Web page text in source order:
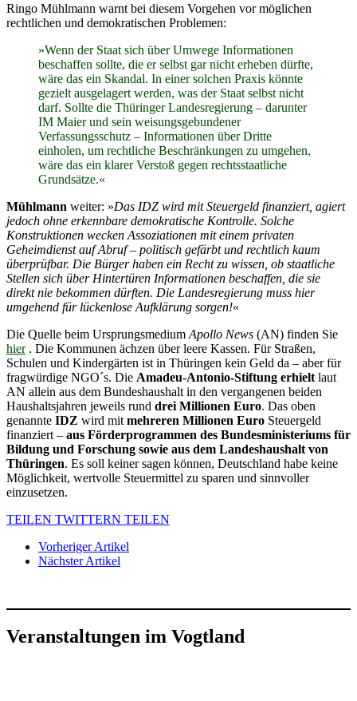
Ringo Mühlmann warnt bei diesem Vorgehen vor möglichen
rechtlichen und demokratischen Problemen:
»Wenn der Staat sich über Umwege Informationen
beschaffen sollte, die er selbst gar nicht erheben dürfte,
wäre das ein Skandal. In einer solchen Praxis könnte
gezielt ausgelagert werden, was der Staat selbst nicht
darf. Sollte die Thüringer Landesregierung – darunter
IM Maier und sein weisungsgebundener
Verfassungsschutz – Informationen über Dritte
einholen, um rechtliche Beschränkungen zu umgehen,
wäre das ein klarer Verstoß gegen rechtsstaatliche
Grundsätze.«
Mühlmann weiter: »Das IDZ wird mit Steuergeld finanziert, agiert
jedoch ohne erkennbare demokratische Kontrolle. Solche
Konstruktionen wecken Assoziationen mit einem privaten
Geheimdienst auf Abruf – politisch gefärbt und rechtlich kaum
überprüfbar. Die Bürger haben ein Recht zu wissen, ob staatliche
Stellen sich über Hintertüren Informationen beschaffen, die sie
direkt nie bekommen dürften. Die Landesregierung muss hier
umgehend für lückenlose Aufklärung sorgen!«
Die Quelle beim Ursprungsmedium Apollo News (AN) finden Sie
hier. Die Kommunen ächzen über leere Kassen. Für Straßen,
Schulen und Kindergärten ist in Thüringen kein Geld da – aber für
fragwürdige NGO´s. Die Amadeu-Antonio-Stiftung erhielt laut
AN allein aus dem Bundeshaushalt in den vergangenen beiden
Haushaltsjahren jeweils rund drei Millionen Euro. Das oben
genannte IDZ wird mit mehreren Millionen Euro Steuergeld
finanziert – aus Förderprogrammen des Bundesministeriums für
Bildung und Forschung sowie aus dem Landeshaushalt von
Thüringen. Es soll keiner sagen können, Deutschland habe keine
Möglichkeit, wertvolle Steuermittel zu sparen und sinnvoller
einzusetzen.
TEILEN TWITTERN TEILEN
Vorheriger Artikel
Nächster Artikel
Veranstaltungen im Vogtland